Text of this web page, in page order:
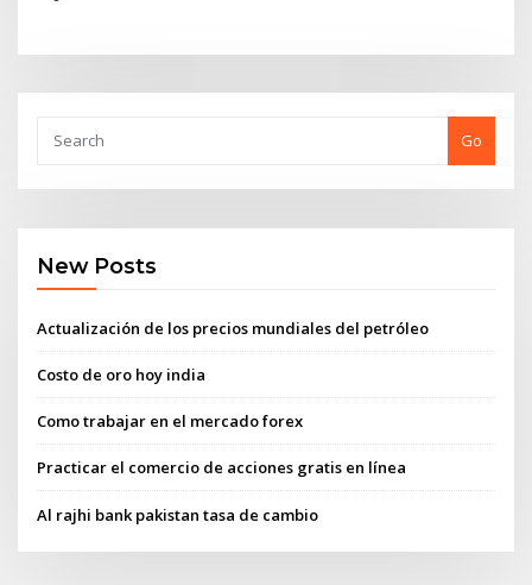
Go
New Posts
Actualización de los precios mundiales del petróleo
Costo de oro hoy india
Como trabajar en el mercado forex
Practicar el comercio de acciones gratis en línea
Al rajhi bank pakistan tasa de cambio